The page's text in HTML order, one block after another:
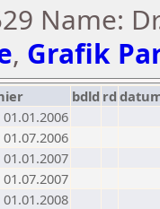
Name:
, Grafik
bdld rd